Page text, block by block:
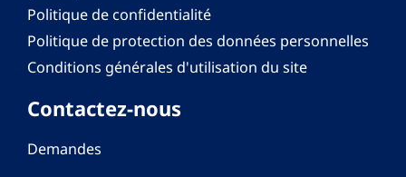
Politique de confidentialité
Politique de protection des données personnelles
Conditions générales d'utilisation du site
Contactez-nous
Demandes